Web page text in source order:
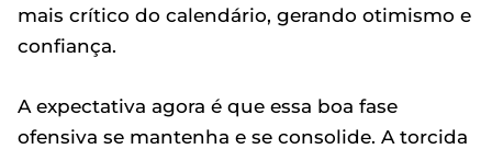
mais crítico do calendário, gerando otimismo e
confiança.
A expectativa agora é que essa boa fase
ofensiva se mantenha e se consolide. A torcida